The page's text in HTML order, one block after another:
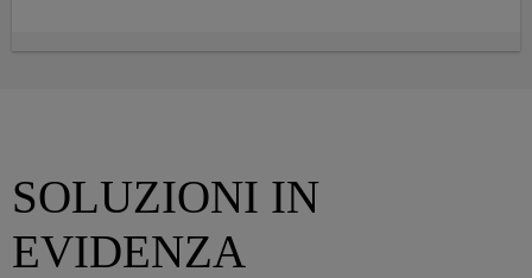
SOLUZIONI IN
EVIDENZA